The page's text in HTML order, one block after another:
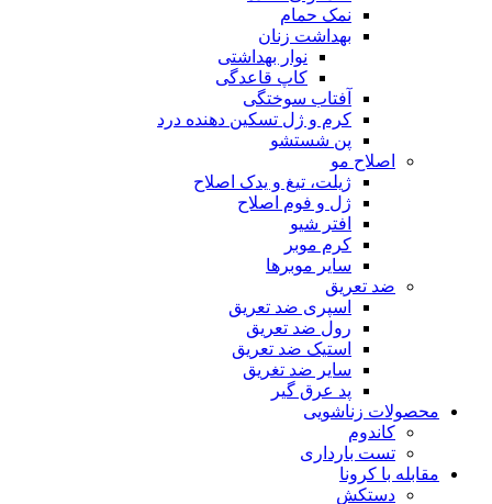
نمک حمام
بهداشت زنان
نوار بهداشتی
کاپ قاعدگی
آفتاب سوختگی
کرم و ژل تسکین دهنده درد
پن شستشو
اصلاح مو
ژیلت، تیغ و یدک اصلاح
ژل و فوم اصلاح
افتر شیو
کرم موبر
سایر موبرها
ضد تعریق
اسپری ضد تعریق
رول ضد تعریق
استیک ضد تعریق
سایر ضد تغریق
پد عرق گیر
محصولات زناشویی
کاندوم
تست بارداری
مقابله با کرونا
دستکش